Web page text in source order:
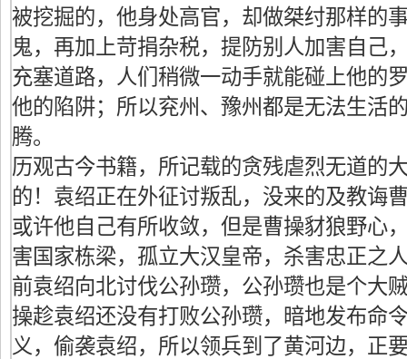
被挖掘的，他身处高官，却做桀纣那样的
鬼，再加上苛捐杂税，提防别人加害自己
充塞道路，人们稍微一动手就能碰上他的
他的陷阱；所以兖州、豫州都是无法生活
腾。
历观古今书籍，所记载的贪残虐烈无道的
的！袁绍正在外征讨叛乱，没来的及教诲
或许他自己有所收敛，但是曹操豺狼野心
害国家栋梁，孤立大汉皇帝，杀害忠正之
前袁绍向北讨伐公孙瓒，公孙瓒也是个大
操趁袁绍还没有打败公孙瓒，暗地发布命
义，偷袭袁绍，所以领兵到了黄河边，正